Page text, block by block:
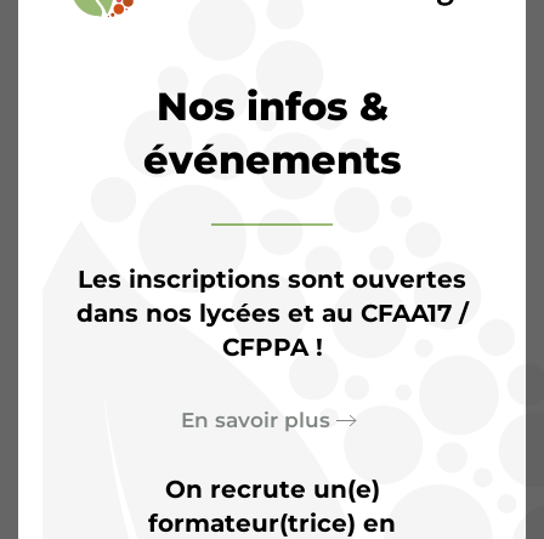
Saintonge :Plus qu’une
salle de classe, un terrain
d’aventures
Nos infos &
événements
Les inscriptions sont ouvertes
dans nos lycées et au CFAA17 /
CFPPA !
En savoir plus
On recrute un(e)
formateur(trice) en